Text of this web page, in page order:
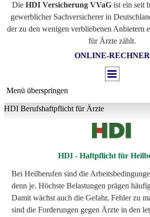
Die HDI Versicherung VVaGist ein seit
gewerblicher Sachversicherer in
der zu den wenigen verbliebenen Anbietern
für Ärzte zählt.
ONLINE-RECHNER
Menü überspringen
HDI Berufshaftpflicht für Ärzte
HDI - Haftpflicht für
Bei Heilberufen sind die
denn je. Höchste Belastungen prägen
Damit wächst auch die Gefahr, Fehler zu
sind die Forderungen gegen Ärzte in den